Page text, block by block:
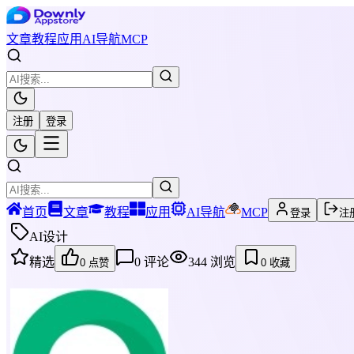
文章教程应用 AI导航MCP
注册 登录
首页 文章 教程 应用 AI导航 MCP 登录 注
AI设计
精选
0 点赞 0 评论 344 浏览 0 收藏